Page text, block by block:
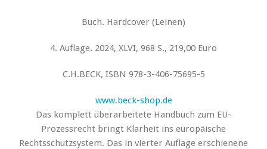
Buch. Hardcover (Leinen)
4. Auflage. 2024, XLVI, 968 S., 219,00 Euro
C.H.BECK, ISBN 978-3-406-75695-5
www.beck-shop.de
Das komplett überarbeitete Handbuch zum EU-
Prozessrecht bringt Klarheit ins europäische
Rechtsschutzsystem. Das in vierter Auflage erschienene